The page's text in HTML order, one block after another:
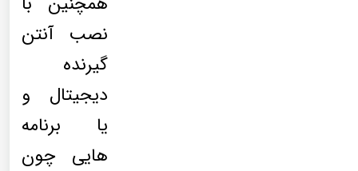
نصب آنتن
گیرنده
دیجیتال و
یا برنامه
هایی چون